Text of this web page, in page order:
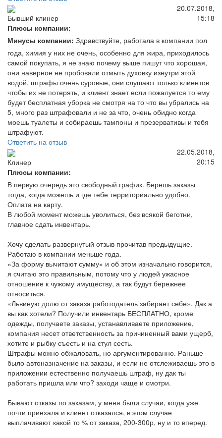
Бывший клинер
20.07.2018,
15:18
Плюсы компании: -
Минусы компании: Здравствуйте, работала в компании пол
года, химия у них не очень, особенно для жира, приходилось
самой покупать, я не знаю почему выше пишут что хорошая,
они наверное не пробовали отмыть духовку изнутри этой
водой, штрафы очень суровые, они слушают только клиентов
чтобы их не потерять, и клиент знает если пожалуется то ему
будет бесплатная уборка не смотря на то что вы убрались на
5, много раз штрафовали и не за что, очень обидно когда
моешь туалеты и собираешь тампоны и презервативы и тебя
штрафуют.
Ответить на отзыв
Клинер
22.05.2018,
20:15
Плюсы компании:
В первую очередь это свободный график. Берешь заказы
тогда, когда можешь и где тебе территориально удобно.
Оплата на карту.
В любой момент можешь уволиться, без всякой беготни,
главное сдать инвентарь.
Хочу сделать развернутый отзыв прочитав предыдущие.
Работаю в компании меньше года.
«За форму вычитают сумму» и об этом изначально говорится,
я считаю это правильным, потому что у людей ужасное
отношение к чужому имуществу, а так будут бережнее
относиться.
«Львиную долю от заказа работодатель забирает себе». Дак а
вы как хотели? Получили инвентарь БЕСПЛАТНО, кроме
одежды, получаете заказы, устанавливаете приложение,
компания несет ответственность за причиненный вами ущерб,
хотите и рыбку съесть и на стул сесть.
Штрафы можно обжаловать, но аргументированно. Раньше
было автоназначение на заказы, и если не отслеживаешь это в
приложении естественно получаешь штраф, ну дак ты
работать пришла или что? заходи чаще и смотри.
Бывают отказы по заказам, у меня были случаи, когда уже
почти приехала и клиент отказался, в этом случае
выплачивают какой то % от заказа, 200-300р, ну и то вперед.